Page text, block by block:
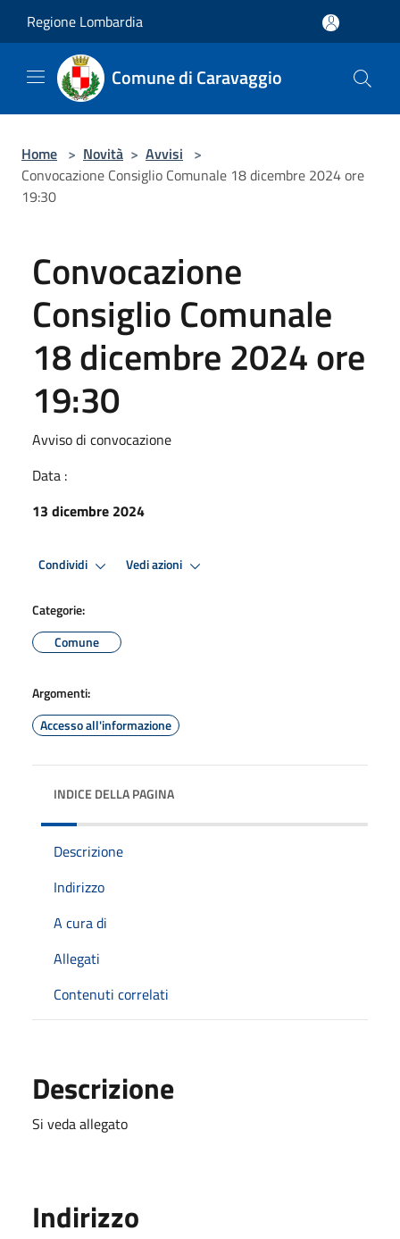
Regione Lombardia
Comune di Caravaggio
Home > Novità > Avvisi >
Convocazione Consiglio Comunale 18 dicembre 2024 ore
19:30
Convocazione
Consiglio Comunale
18 dicembre 2024 ore
19:30
Avviso di convocazione
Data :
13 dicembre 2024
Condividi Vedi azioni
Categorie:
Comune
Argomenti:
Accesso all'informazione
INDICE DELLA PAGINA
Descrizione
Indirizzo
A cura di
Allegati
Contenuti correlati
Descrizione
Si veda allegato
Indirizzo